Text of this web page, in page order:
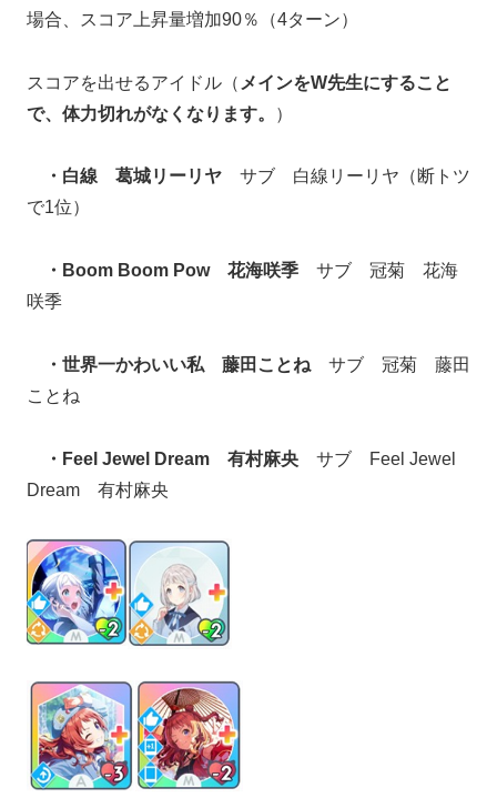
場合、スコア上昇量増加90％（4ターン）
スコアを出せるアイドル（ メインをW先生にすること
で、体力切れがなくなります。
）
・白線 葛城リーリヤ サブ 白線リーリヤ（断トツ
で1位）
・Boom Boom Pow 花海咲季 サブ 冠菊 花海
咲季
・世界一かわいい私 藤田ことね サブ 冠菊 藤田
ことね
・Feel Jewel Dream 有村麻央 サブ Feel Jewel
Dream 有村麻央